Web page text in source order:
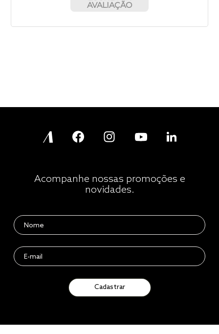
AVALIAÇÃO
Acompanhe nossas promoções e
novidades.
Cadastrar